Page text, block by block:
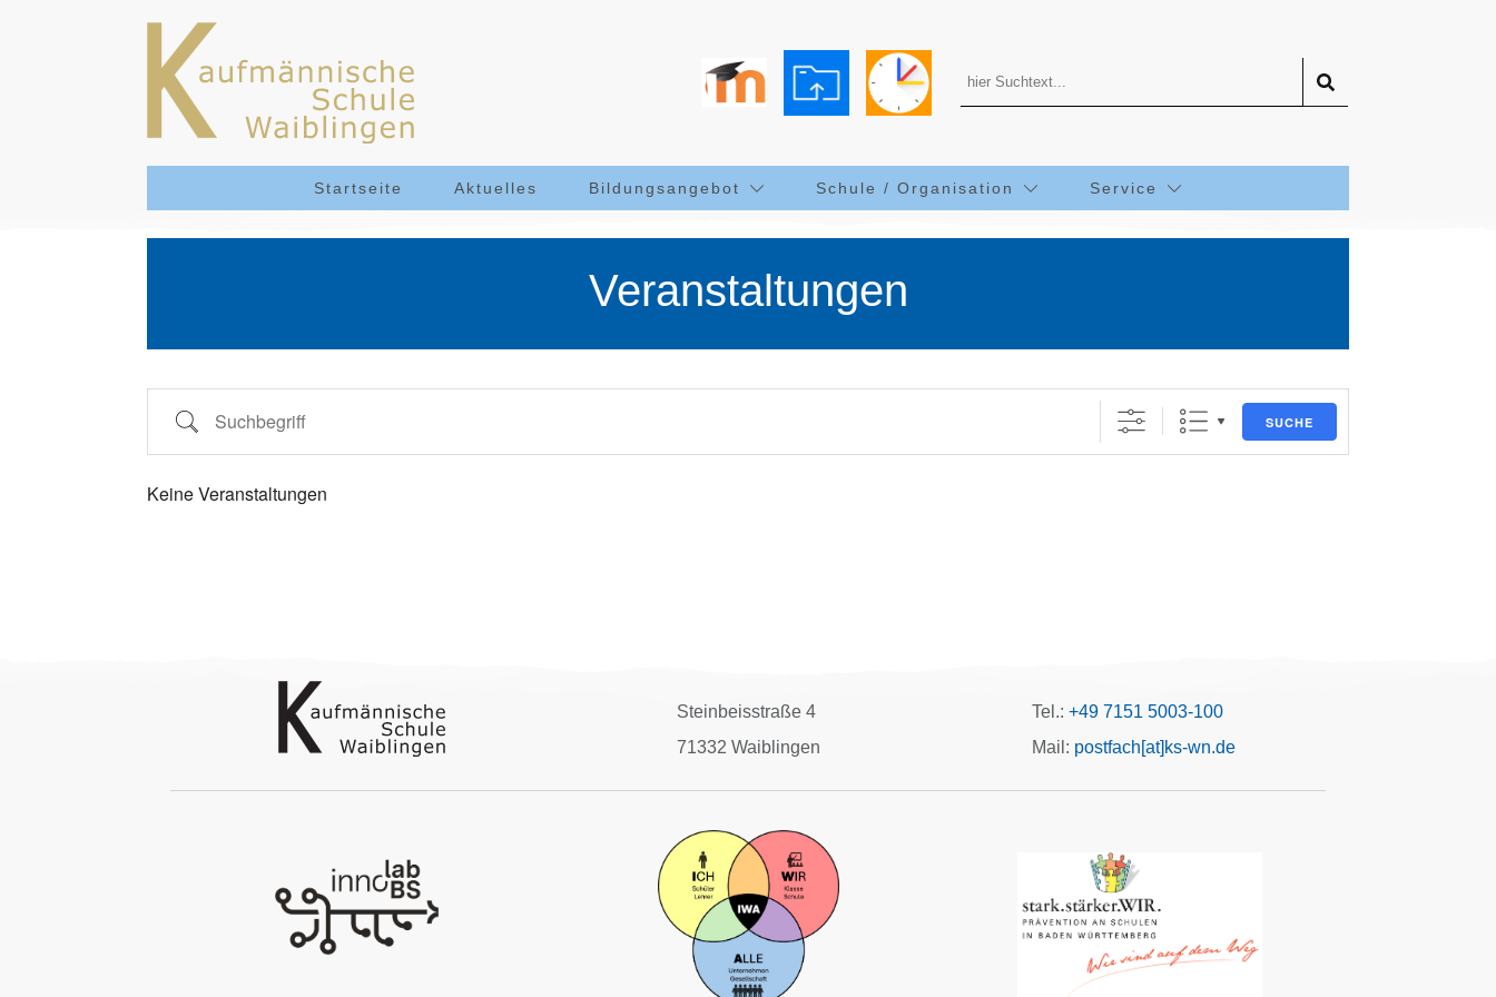
Startseite Aktuelles Bildungsangebot Schule / Organisation Service
Veranstaltungen
Suchbegriff SUCHE
Keine Veranstaltungen
Steinbeisstraße 4
71332 Waiblingen
Tel.:+49 7151 5003-100
Mail: postfach[at]ks-wn.de